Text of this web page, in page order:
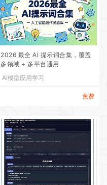
2026 最全 AI 提示词合集，覆盖
多领域 + 多平台通用
AI模型应用学习
免费